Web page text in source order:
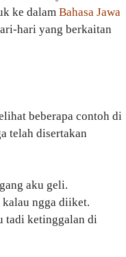
ke dalam Bahasa Jawa
hari yang berkaitan
beberapa contoh di
telah disertakan
aku geli.
ngga diiket.
tadi ketinggalan di